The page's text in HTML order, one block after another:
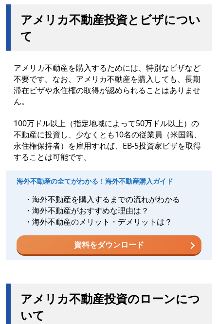
アメリカ不動産投資とビザについ
て
アメリカ不動産を購入するためには、特別なビザなど
不要です。なお、アメリカ不動産を購入しても、長期
滞在ビザや永住権の取得が認められることはありませ
ん。
100万ドル以上（指定地域によって50万ドル以上）の
不動産に投資し、少なくとも10名の従業員（米国籍、
永住権保持者）を雇用すれば、EB-5投資家ビザを取得
することは可能です。
海外不動産の全てがわかる！海外不動産購入ガイド
・海外不動産を購入するまでの流れがわかる
・海外不動産がおすすめな理由は？
・海外不動産のメリット・デメリットは？
資料をダウンロード
アメリカ不動産投資のローンにつ
いて